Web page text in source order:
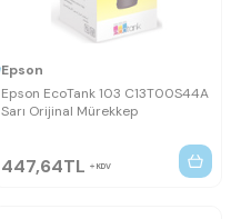
Epson
Epson EcoTank 103 C13T00S44A
Sarı Orijinal Mürekkep
447,64TL KDV